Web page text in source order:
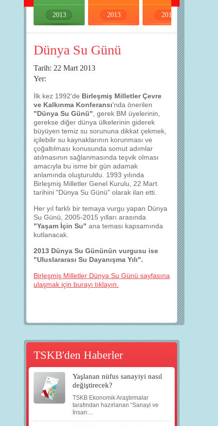
2013 2013 2013
Dünya Su Günü
Tarih: 22 Mart 2013
Yer:
İlk kez 1992'de Birleşmiş Milletler Çevre
ve Kalkınma Konferansı'nda önerilen
"Dünya Su Günü" , gerek BM üyelerinin,
gerekse diğer dünya ülkelerinin giderek
büyüyen temiz su sorununa dikkat çekmek,
içilebilir su kaynaklarının korunması ve
çoğaltılması konusunda somut adımlar
atılmasının sağlanmasında teşvik olması
amacıyla bu isme bir gün adamak
anlamında oluşturuldu. 1993 yılında
Birleşmiş Milletler Genel Kurulu, 22 Mart
tarihini "Dünya Su Günü" olarak ilan etti.
Her yıl farklı bir temaya vurgu yapan Dünya
Su Günü, 2005-2015 yılları arasında
"Yaşam İçin Su" ana teması kapsamında
kutlanacak.
2013 Dünya Su Gününün vurgusu ise
"Uluslararası Su Dayanışma Yılı".
Birleşmiş Milletler Dünya Su Günü sayfasına
ulaşmak için burayı tıklayın.
TSKB'den Haberler
Yaşlanan nüfus sanayiyi nasıl
değiştirecek?
TSKB Ekonomik Araştırmalar
tarafından hazırlanan “Sanayi ve
İnsan:...